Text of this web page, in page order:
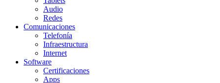
Audio
Redes
Comunicaciones
Telefonía
Infraestructura
Internet
Software
Certificaciones
Apps